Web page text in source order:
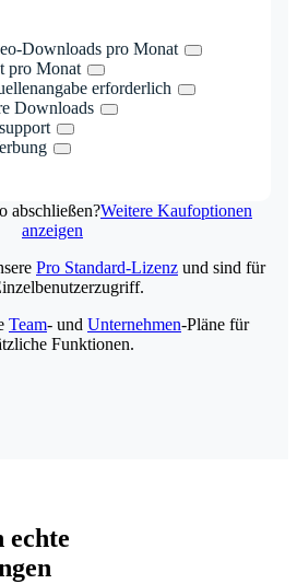
Downloads pro Monat
pro Monat
erforderlich
Downloads
abschließen?Weitere Kaufoptionen
anzeigen
Pro Standard-Lizenz und sind für
Team- und Unternehmen-Pläne für
Funktionen.
echte